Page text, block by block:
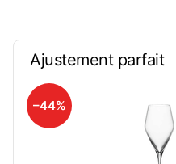
Ajustement parfait
–44%